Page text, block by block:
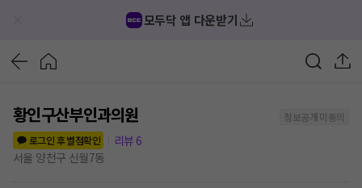
모두닥 앱 다운받기
황인구산부인과의원
정보공개 미동의
로그인 후 별점확인
리뷰 6
서울 양천구 신월7동